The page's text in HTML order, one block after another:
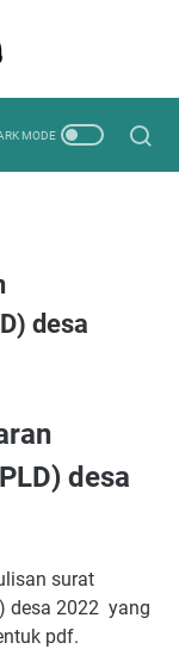
desa
desa
surat
desa 2022 yang
pdf.